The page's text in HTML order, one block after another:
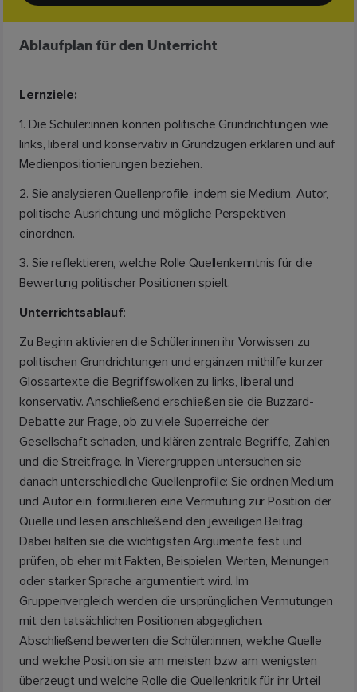
Ablaufplan für den Unterricht
Lernziele:
1. Die Schüler:innen können politische Grundrichtungen wie
links, liberal und konservativ in Grundzügen erklären und auf
Medienpositionierungen beziehen.
2. Sie analysieren Quellenprofile, indem sie Medium, Autor,
politische Ausrichtung und mögliche Perspektiven
einordnen.
3. Sie reflektieren, welche Rolle Quellenkenntnis für die
Bewertung politischer Positionen spielt.
Unterrichtsablauf:
Zu Beginn aktivieren die Schüler:innen ihr Vorwissen zu
politischen Grundrichtungen und ergänzen mithilfe kurzer
Glossartexte die Begriffswolken zu links, liberal und
konservativ. Anschließend erschließen sie die Buzzard-
Debatte zur Frage, ob zu viele Superreiche der
Gesellschaft schaden, und klären zentrale Begriffe, Zahlen
und die Streitfrage. In Vierergruppen untersuchen sie
danach unterschiedliche Quellenprofile: Sie ordnen Medium
und Autor ein, formulieren eine Vermutung zur Position der
Quelle und lesen anschließend den jeweiligen Beitrag.
Dabei halten sie die wichtigsten Argumente fest und
prüfen, ob eher mit Fakten, Beispielen, Werten, Meinungen
oder starker Sprache argumentiert wird. Im
Gruppenvergleich werden die ursprünglichen Vermutungen
mit den tatsächlichen Positionen abgeglichen.
Abschließend bewerten die Schüler:innen, welche Quelle
und welche Position sie am meisten bzw. am wenigsten
überzeugt und welche Rolle die Quellenkritik für ihr Urteil